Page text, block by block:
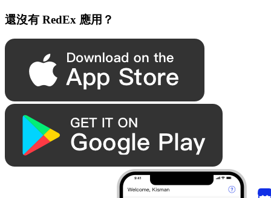
還沒有 RedEx 應用？